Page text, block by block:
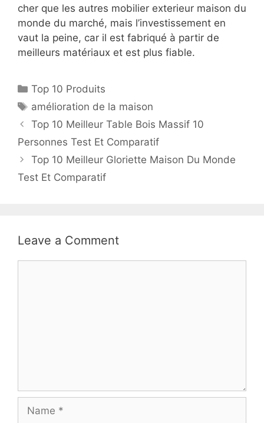
cher que les autres mobilier exterieur maison du
monde du marché, mais l’investissement en
vaut la peine, car il est fabriqué à partir de
meilleurs matériaux et est plus fiable.
Top 10 Produits
amélioration de la maison
Top 10 Meilleur Table Bois Massif 10
Personnes Test Et Comparatif
Top 10 Meilleur Gloriette Maison Du Monde
Test Et Comparatif
Leave a Comment